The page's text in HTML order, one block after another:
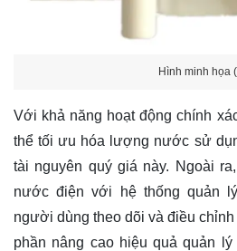
Hình minh họa
Với khả năng hoạt động chính
thể tối ưu hóa lượng nước sử
tài nguyên quý giá này. Ngoài
nước điện với hệ thống quản
người dùng theo dõi và điều
phần nâng cao hiệu quả quản